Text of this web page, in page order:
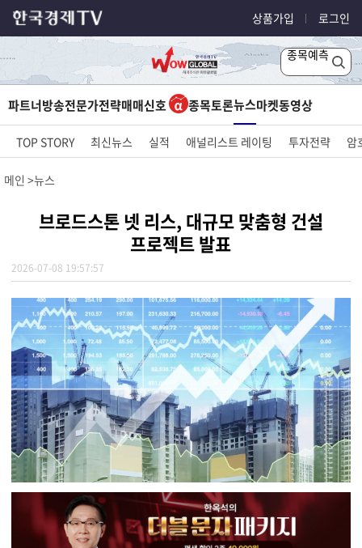
상품가입 로그인
종목예측
파트너방송전문가전략매매신호 종목토론뉴스마켓동영상
TOP STORY 최신뉴스 실적 애널리스트 레이팅 투자전략 암
메인 뉴스
브로드스톤 넷 리스, 대규모 맞춤형 건설
프로젝트 발표
2026-07-08 19:57:57